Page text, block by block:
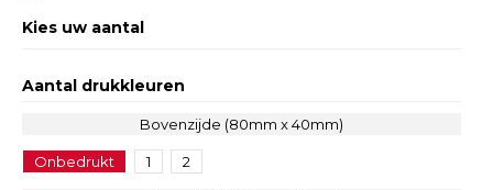
Kies uw aantal
Aantal drukkleuren
Bovenzijde (80mm x 40mm)
Onbedrukt 1 2